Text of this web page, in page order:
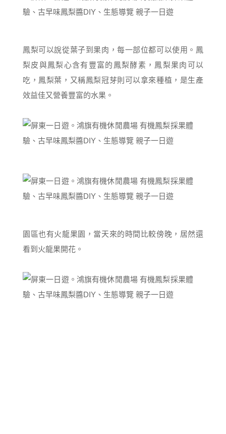
鳳梨可以說從葉子到果肉，每一部位都可以使用。鳳
梨皮與鳳梨心含有豐富的鳳梨酵素，鳳梨果肉可以
吃，鳳梨葉，又稱鳳梨冠芽則可以拿來種植，是生產
效益佳又營養豐富的水果。
園區也有火龍果園，當天來的時間比較傍晚，居然還
看到火龍果開花。